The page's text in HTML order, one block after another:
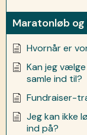
Maratonløb
Hvornår er
Kan jeg
samle ind til?
Fundraiser-
Jeg kan ikke
ind på?